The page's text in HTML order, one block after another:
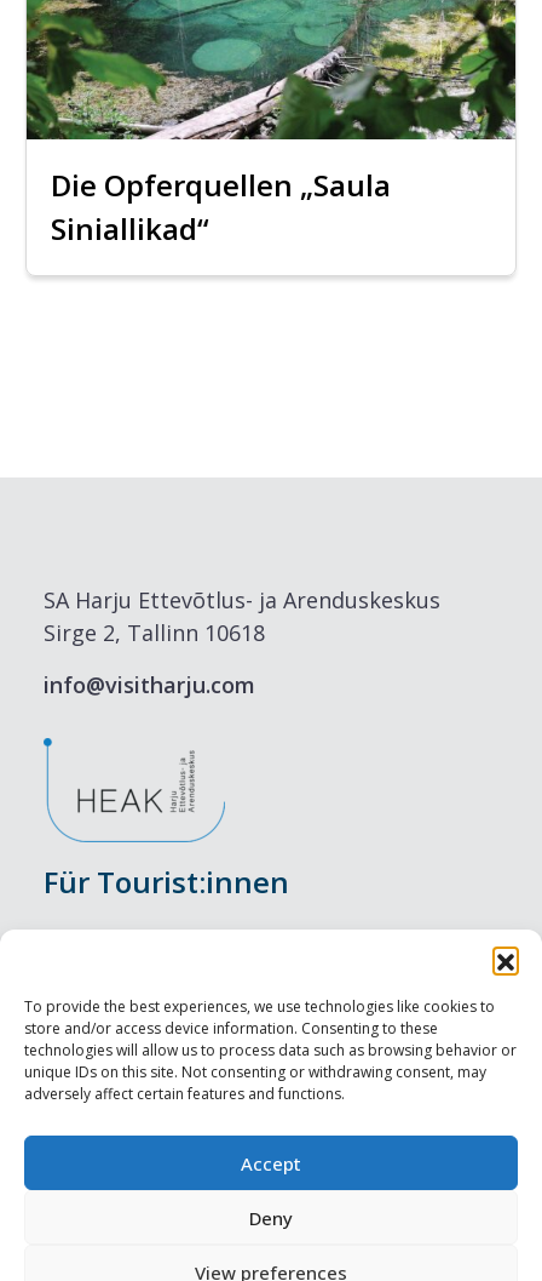
To provide the best experiences, we use technologies like cookies to
store and/or access device information. Consenting to these
technologies will allow us to process data such as browsing behavior or
unique IDs on this site. Not consenting or withdrawing consent, may
adversely affect certain features and functions.
Accept
Deny
View preferences
Die Opferquellen „Saula
Siniallikad“
SA Harju Ettevõtlus- ja Arenduskeskus
Sirge 2, Tallinn 10618
info@visitharju.com
Für Tourist:innen
Unterkunft
Genusserlebnisse
Sehenswürdigkeiten
Für Tourismusprofis